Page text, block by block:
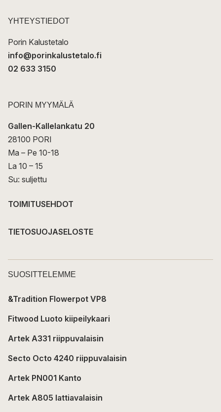
t
YHTEYSTIEDOT
Porin Kalustetalo
info@porinkalustetalo.fi
02 633 3150
PORIN MYYMÄLÄ
Gallen-Kallelankatu 20
28100 PORI
Ma – Pe 10-18
La 10 – 15
Su: suljettu
TOIMITUSEHDOT
TIETOSUOJASELOSTE
SUOSITTELEMME
&Tradition Flowerpot VP8
Fitwood Luoto kiipeilykaari
Artek A331 riippuvalaisin
Secto Octo 4240 riippuvalaisin
Artek PN001 Kanto
Artek A805 lattiavalaisin